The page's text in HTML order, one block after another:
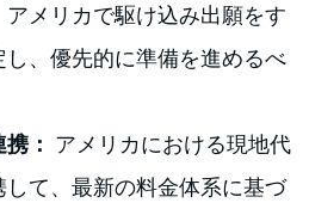
メリカで駆け込み出願をす
し、優先的に準備を進めるべ
： アメリカにおける現地代
て、最新の料金体系に基づ